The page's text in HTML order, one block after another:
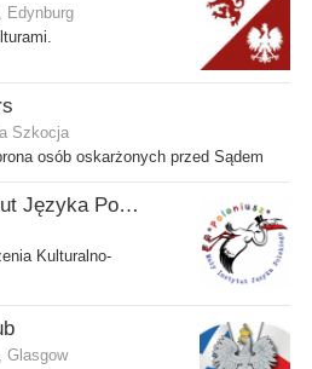
Edynburg
Szkocja
osób oskarżonych przed Sądem
Poloniusz - Mały Instytut Języka Polskiego
Kulturalno-
Glasgow